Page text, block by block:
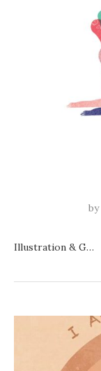
by
Illustration & G…